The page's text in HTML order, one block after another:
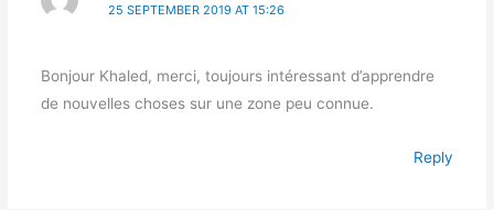
25 SEPTEMBER 2019 AT 15:26
Bonjour Khaled, merci, toujours intéressant d’apprendre
de nouvelles choses sur une zone peu connue.
Reply